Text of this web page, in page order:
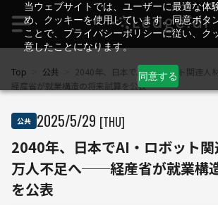
当ウェブサイトでは、ユーザーに最適な体
め、クッキーを使用しています。同意ボタ
ことで、プライバシーポリシーに従い、ク
意したことになります。
同意する
Top 公共
2040年、日本でAI・ロボット関連人
経産省が就業構造の将来試算を公表
公共 2025/5/29 [THU]
2040年、日本でAI・ロボット
万人不足へ──経産省が就業構
を公表